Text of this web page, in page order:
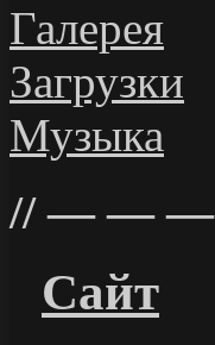
Галерея
Загрузки
Музыка
— — —
Сайт